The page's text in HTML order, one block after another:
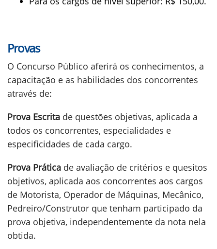
Provas
O Concurso Público aferirá os conhecimentos, a
capacitação e as habilidades dos concorrentes
através de:
Prova Escrita de questões objetivas, aplicada a
todos os concorrentes, especialidades e
especificidades de cada cargo.
Prova Prática de avaliação de critérios e quesitos
objetivos, aplicada aos concorrentes aos cargos
de Motorista, Operador de Máquinas, Mecânico,
Pedreiro/Construtor que tenham participado da
prova objetiva, independentemente da nota nela
obtida.